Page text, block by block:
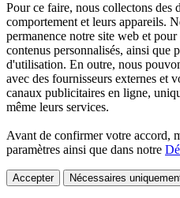
Pour ce faire, nous collectons des
comportement et leurs appareils.
permanence notre site web et
contenus personnalisés, ainsi que
d'utilisation. En outre, nous
avec des fournisseurs externes et
canaux publicitaires en ligne,
même leurs services.
Avant de confirmer votre accord,
paramètres ainsi que dans notre
Accepter Nécessaires